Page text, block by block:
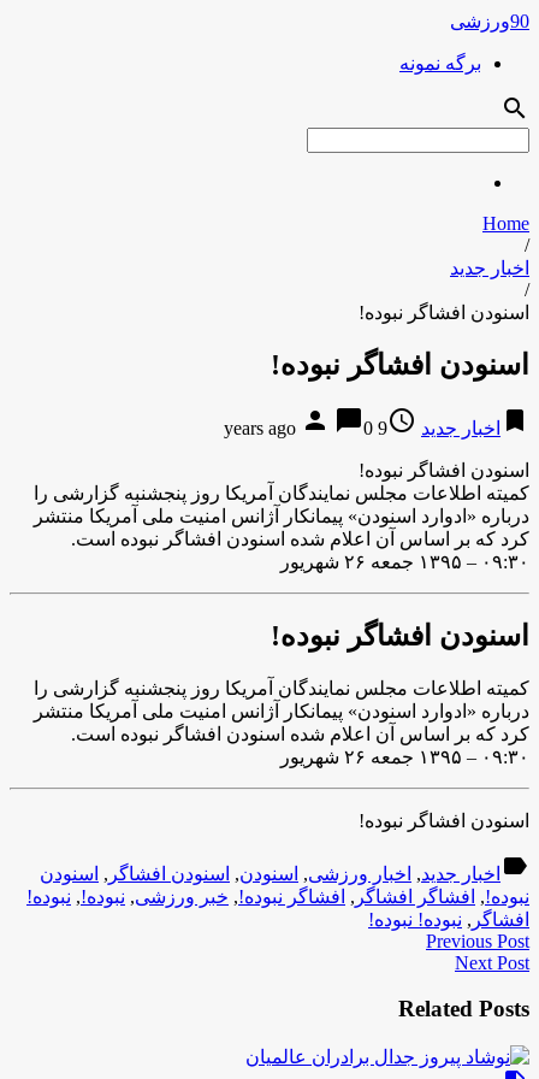
90ورزشی
برگه نمونه
search
Home
/
اخبار جدید
/
اسنودن افشاگر نبوده!
اسنودن افشاگر نبوده!
bookmark اخبار جدید access_time
9 years ago
person chat_bubble0
اسنودن افشاگر نبوده!
کمیته اطلاعات مجلس نمایندگان آمریکا روز پنجشنبه گزارشی را
درباره «ادوارد اسنودن» پیمانکار آژانس امنیت ملی آمریکا منتشر
کرد که بر اساس آن اعلام شده اسنودن افشاگر نبوده است.
۰۹:۳۰ – ۱۳۹۵ جمعه ۲۶ شهریور
اسنودن افشاگر نبوده!
کمیته اطلاعات مجلس نمایندگان آمریکا روز پنجشنبه گزارشی را
درباره «ادوارد اسنودن» پیمانکار آژانس امنیت ملی آمریکا منتشر
کرد که بر اساس آن اعلام شده اسنودن افشاگر نبوده است.
۰۹:۳۰ – ۱۳۹۵ جمعه ۲۶ شهریور
اسنودن افشاگر نبوده!
label اخبار جدید, اخبار ورزشی, اسنودن, اسنودن افشاگر , اسنودن
نبوده!, افشاگر افشاگر , افشاگر نبوده!, خبر ورزشی, نبوده!, نبوده!
افشاگر , نبوده! نبوده!
Previous Post
Next Post
Related Posts